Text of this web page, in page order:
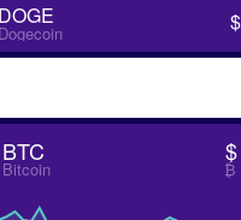
DOGE
Dogecoin
BTC
Bitcoin